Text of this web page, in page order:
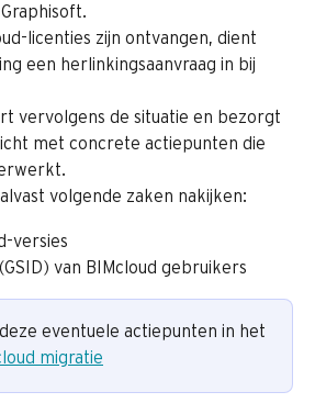
licenties zijn ontvangen, dient
een herlinkingsaanvraag in bij
vervolgens de situatie en bezorgt
met concrete actiepunten die
volgende zaken nakijken:
versies
van BIMcloud gebruikers
eventuele actiepunten in het
migratie